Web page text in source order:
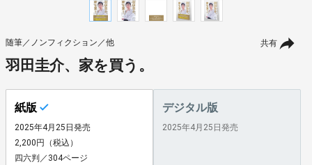
共有
随筆／ノンフィクション／他
羽田圭介、家を買う。
紙版
2025年4月25日発売
2,200円（税込）
四六判／304ページ
デジタル版
2025年4月25日発売